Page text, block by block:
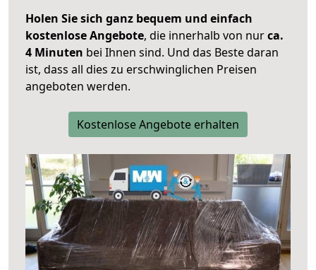
Holen Sie sich ganz bequem und einfach
kostenlose Angebote, die innerhalb von nurca.
4 Minuten bei Ihnen sind. Und das Beste daran
ist, dass all dies zu erschwinglichen Preisen
angeboten werden.
Kostenlose Angebote erhalten